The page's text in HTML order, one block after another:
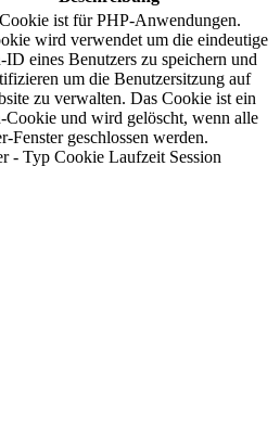
ist für PHP-Anwendungen.
wird verwendet um die eindeutige
ID eines Benutzers zu speichern und
um die Benutzersitzung auf
zu verwalten. Das Cookie ist ein
Cookie und wird gelöscht, wenn alle
Fenster geschlossen werden.
- Typ Cookie Laufzeit Session